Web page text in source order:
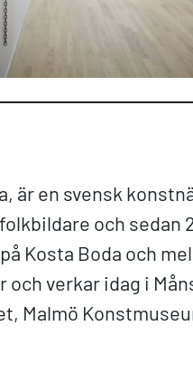
är en svensk
och
Kosta Boda och
verkar idag i
Malmö